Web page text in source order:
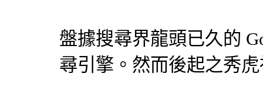
盤據搜尋界龍頭已久的
尋引擎 。然而後起之秀